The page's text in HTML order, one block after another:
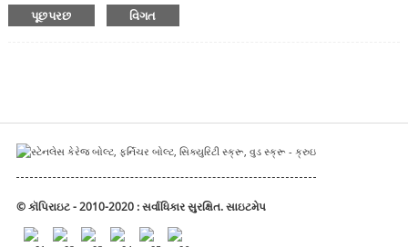
પૂછપરછ વિગત
© કૉપિરાઇટ - 2010-2020 : સર્વાધિકાર સુરક્ષિત. સાઇટમેપ